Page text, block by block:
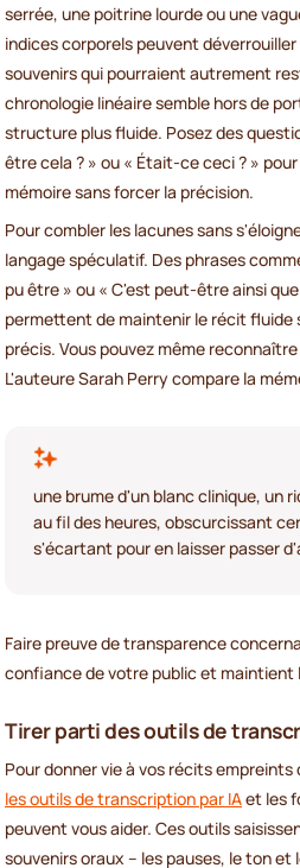
serrée, une poitrine lourde ou une
indices corporels peuvent
souvenirs qui pourraient autrement
chronologie linéaire semble hors de
structure plus fluide. Posez des
être cela ? » ou « Était-ce ceci ? »
mémoire sans forcer la précision.
Pour combler les lacunes sans
langage spéculatif. Des phrases
pu être » ou « C'est peut-être ainsi
permettent de maintenir le récit fluide
précis. Vous pouvez même
L'auteure Sarah Perry compare la
une brume d'un blanc clinique, un
au fil des heures, obscurcissant
s'écartant pour en laisser passer
Faire preuve de transparence
confiance de votre public et
Tirer parti des outils de
Pour donner vie à vos récits
les outils de transcription par IAet les
peuvent vous aider. Ces outils
souvenirs oraux – les pauses, le ton